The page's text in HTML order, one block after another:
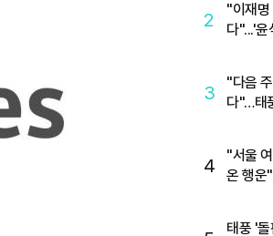
2
"이재명
다"...'윤
3
"다음
다"…태
4
"서울
온 행
태풍 '